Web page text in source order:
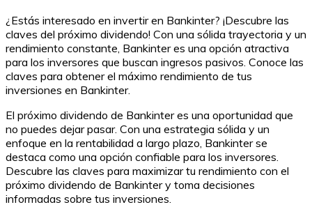
¿Estás interesado en invertir en Bankinter? ¡Descubre las
claves del próximo dividendo! Con una sólida trayectoria y un
rendimiento constante, Bankinter es una opción atractiva
para los inversores que buscan ingresos pasivos. Conoce las
claves para obtener el máximo rendimiento de tus
inversiones en Bankinter.
El próximo dividendo de Bankinter es una oportunidad que
no puedes dejar pasar. Con una estrategia sólida y un
enfoque en la rentabilidad a largo plazo, Bankinter se
destaca como una opción confiable para los inversores.
Descubre las claves para maximizar tu rendimiento con el
próximo dividendo de Bankinter y toma decisiones
informadas sobre tus inversiones.